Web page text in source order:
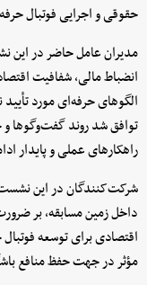
حقوقی و اجرایی فوتبال
مدیران عامل حاضر در این
انضباط مالی، شفافیت
الگوهای حرفه‌ای مورد
توافق شد روند گفت‌وگوها
راهکارهای عملی و پایدار
شرکت‌کنندگان در این
داخل زمین مسابقه، بر
اقتصادی برای توسعه
مؤثر در جهت حفظ منافع